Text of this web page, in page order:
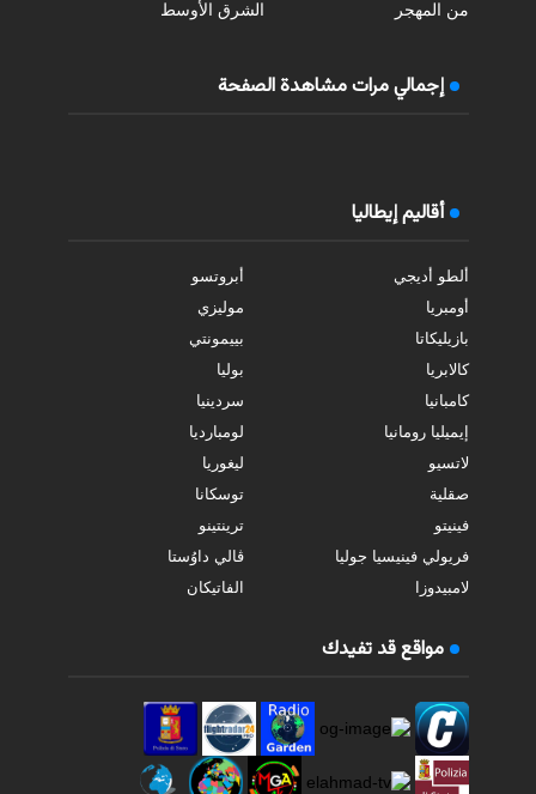
من المهجر الشرق الأوسط
إجمالي مرات مشاهدة الصفحة
أقاليم إيطاليا
ألطو أديجي
أبروتسو
أومبريا
موليزي
بازيليكاتا
بييمونتي
كالابريا
بوليا
كامبانيا
سردينيا
إيميليا رومانيا
لومبارديا
لاتسيو
ليغوريا
صقلية
توسكانا
فينيتو
ترينتينو
فريولي فينيسيا جوليا
ڤالي داوُستا
لامبيدوزا
الفاتيكان
مواقع قد تفيدك